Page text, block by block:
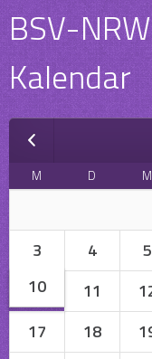
BSV-
Kalendar
M D M
3
4 5
10
11
17
18